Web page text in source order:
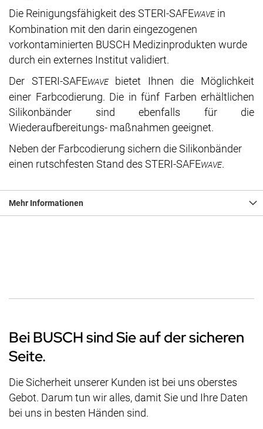
Die Reinigungsfähigkeit des STERI-SAFEWAVEin
Kombination mit den darin eingezogenen
vorkontaminierten BUSCH Medizinprodukten wurde
durch ein externes Institut validiert.
Der STERI-SAFEWAVEbietet Ihnen die Möglichkeit
einer Farbcodierung. Die in fünf Farben erhältlichen
Silikonbänder sind ebenfalls für die
Wiederaufbereitungs- maßnahmen geeignet.
Neben der Farbcodierung sichern die Silikonbänder
einen rutschfesten Stand des STERI-SAFEWAVE.
Mehr Informationen
Bei BUSCH sind Sie auf der sicheren
Seite.
Die Sicherheit unserer Kunden ist bei uns oberstes
Gebot. Darum tun wir alles, damit Sie und Ihre Daten
bei uns in besten Händen sind.